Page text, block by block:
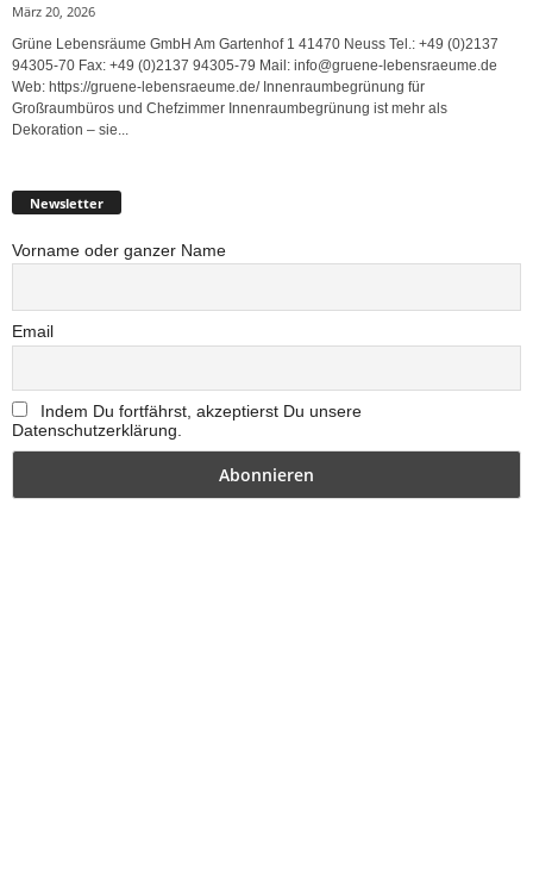
März 20, 2026
Grüne Lebensräume GmbH Am Gartenhof 1 41470 Neuss Tel.: +49 (0)2137
94305-70 Fax: +49 (0)2137 94305-79 Mail: info@gruene-lebensraeume.de
Web: https://gruene-lebensraeume.de/ Innenraumbegrünung für
Großraumbüros und Chefzimmer Innenraumbegrünung ist mehr als
Dekoration – sie...
Newsletter
Vorname oder ganzer Name
Email
Indem Du fortfährst, akzeptierst Du unsere
Datenschutzerklärung.